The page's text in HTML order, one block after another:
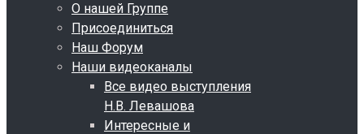
О нашей Группе
Присоединиться
Наш Форум
Наши видеоканалы
Все видео выступления
Н.В. Левашова
Интересные и